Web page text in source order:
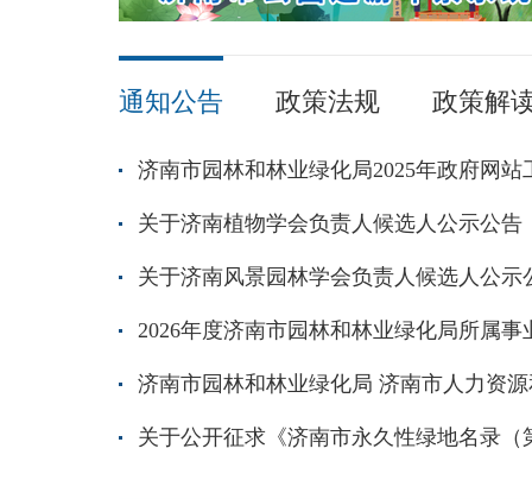
通知公告 政策法规 政策解
济南市园林和林业绿化局2025年政府网站
关于济南植物学会负责人候选人公示公告
关于济南风景园林学会负责人候选人公示